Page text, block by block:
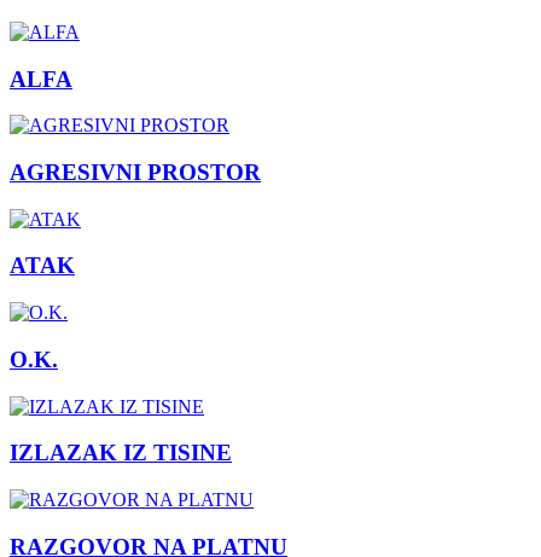
ALFA
AGRESIVNI PROSTOR
ATAK
O.K.
IZLAZAK IZ TISINE
RAZGOVOR NA PLATNU